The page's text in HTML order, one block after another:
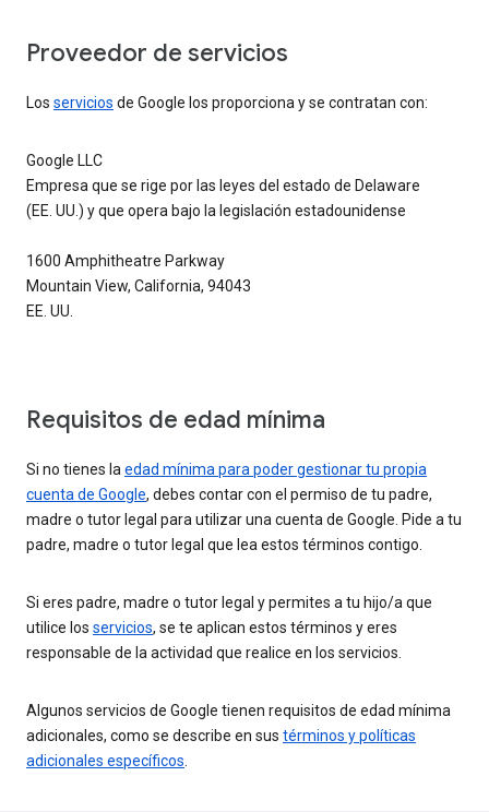
Proveedor de servicios
Los servicios de Google los proporciona y se contratan con:
Google LLC
Empresa que se rige por las leyes del estado de Delaware
(EE. UU.) y que opera bajo la legislación estadounidense
1600 Amphitheatre Parkway
Mountain View, California, 94043
EE. UU.
Requisitos de edad mínima
Si no tienes la edad mínima para poder gestionar tu propia
cuenta de Google, debes contar con el permiso de tu padre,
madre o tutor legal para utilizar una cuenta de Google. Pide a tu
padre, madre o tutor legal que lea estos términos contigo.
Si eres padre, madre o tutor legal y permites a tu hijo/a que
utilice los servicios, se te aplican estos términos y eres
responsable de la actividad que realice en los servicios.
Algunos servicios de Google tienen requisitos de edad mínima
adicionales, como se describe en sus términos y políticas
adicionales específicos